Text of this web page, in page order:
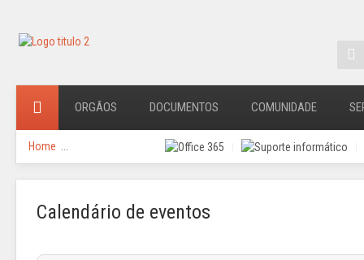
ORGÃOS DOCUMENTOS COMUNIDADE
Home
Calendário de eventos